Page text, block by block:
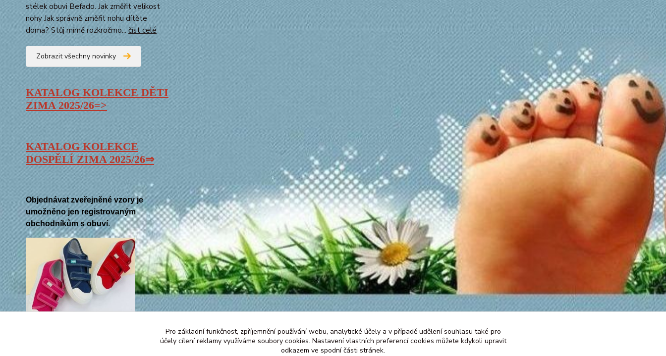
stélek obuvi Befado. Jak změřit velikost
nohy Jak správně změřit nohu dítěte
doma? Stůj mírně rozkročmo... číst celé
Zobrazit všechny novinky
KATALOG KOLEKCE DĚTI
ZIMA2025/26=>
KATALOG KOLEKCE
DOSPĚLÍ ZIMA 2025/26⇒
Objednávat zveřejněné vzory je
umožněno jen registrovaným
obchodníkům s obuví.
Pro základní funkčnost, zpříjemnění používání webu, analytické účely a v případě udělení souhlasu také pro
účely cílení reklamy využíváme soubory cookies. Nastavení vlastních preferencí cookies můžete kdykoli upravit
odkazem ve spodní části stránek.